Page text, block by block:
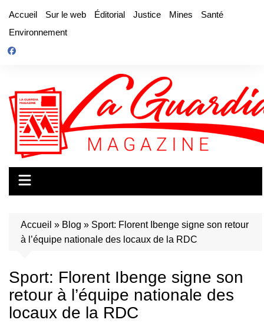
contenu
Accueil Sur le web Éditorial Justice Mines
Santé
Environnement
Accueil » Blog » Sport: Florent Ibenge signe son retour
à l’équipe nationale des locaux de la RDC
Sport: Florent Ibenge signe son
retour à l’équipe nationale des
locaux de la RDC